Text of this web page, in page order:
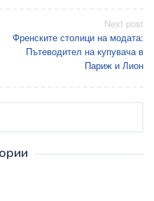
Next post
Френските столици на модата:
Пътеводител на купувача в
Париж и Лион